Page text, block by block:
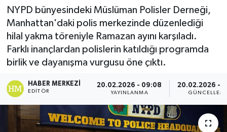
NYPD bünyesindeki Müslüman Polisler Derneği,
Manhattan'daki polis merkezinde düzenlediği
hilal yakma töreniyle Ramazan ayını karşıladı.
Farklı inançlardan polislerin katıldığı programda
birlik ve dayanışma vurgusu öne çıktı.
HABER MERKEZI
EDITÖR
20.02.2026 - 09:08
YAYINLANMA
20.02.2026 -